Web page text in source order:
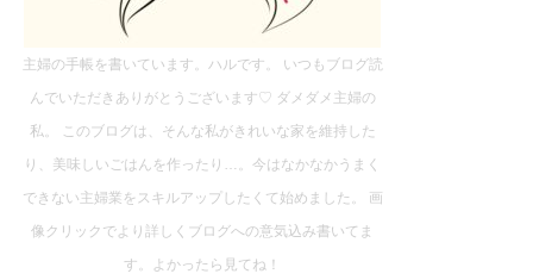
主婦の手帳を書いています。ハルです。 いつもブログ読
んでいただきありがとうございます♡ ダメダメ主婦の
私。 このブログは、そんな私がきれいな家を維持した
り、美味しいごはんを作ったり…。今はなかなかうまく
できない主婦業をスキルアップしたくて始めました。 画
像クリックでより詳しくブログへの意気込み書いてま
す。よかったら見てね！